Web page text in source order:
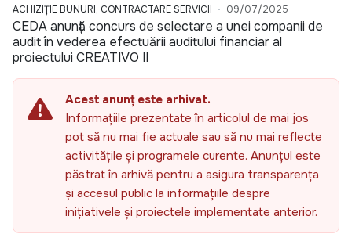
ACHIZIȚIE BUNURI, CONTRACTARE SERVICII 09/07/2025
CEDA anunță concurs de selectare a unei companii de
audit în vederea efectuării auditului financiar al
proiectului CREATIVO II
Acest anunț este arhivat.
Informațiile prezentate în articolul de mai jos
pot să nu mai fie actuale sau să nu mai reflecte
activitățile și programele curente. Anunțul este
păstrat în arhivă pentru a asigura transparența
și accesul public la informațiile despre
inițiativele și proiectele implementate anterior.